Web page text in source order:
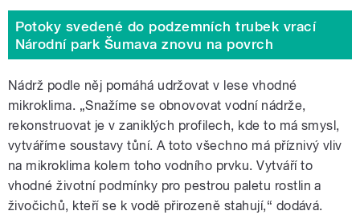
Potoky svedené do podzemních trubek vrací
Národní park Šumava znovu na povrch
Nádrž podle něj pomáhá udržovat v lese vhodné
mikroklima. „Snažíme se obnovovat vodní nádrže,
rekonstruovat je v zaniklých profilech, kde to má smysl,
vytváříme soustavy tůní. A toto všechno má příznivý vliv
na mikroklima kolem toho vodního prvku. Vytváří to
vhodné životní podmínky pro pestrou paletu rostlin a
živočichů, kteří se k vodě přirozeně stahují,“ dodává.